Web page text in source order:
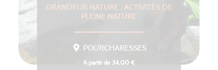
GRANDEUR NATURE : ACTIVITÉS DE
PLEINE NATURE
POURCHARESSES
A partir de 34,00 €